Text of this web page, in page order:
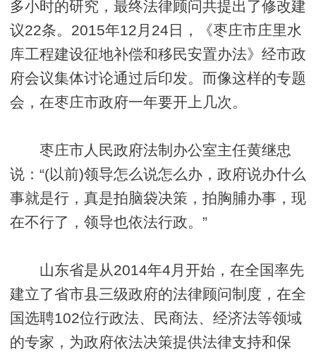
多小时的研究，最终法律顾问共提出了修改建
议22条。2015年12月24日，《枣庄市庄里水
库工程建设征地补偿和移民安置办法》经市政
府会议集体讨论通过后印发。而像这样的专题
会，在枣庄市政府一年要开上几次。
枣庄市人民政府法制办公室主任黄继忠
说：“(以前)领导怎么说怎么办，政府说办什么
事就是行，真是拍脑袋决策，拍胸脯办事，现
在不行了，领导也依法行政。”
山东省是从2014年4月开始，在全国率先
建立了省市县三级政府的法律顾问制度，在全
国选聘102位行政法、民商法、经济法等领域
的专家，为政府依法决策提供法律支持和保